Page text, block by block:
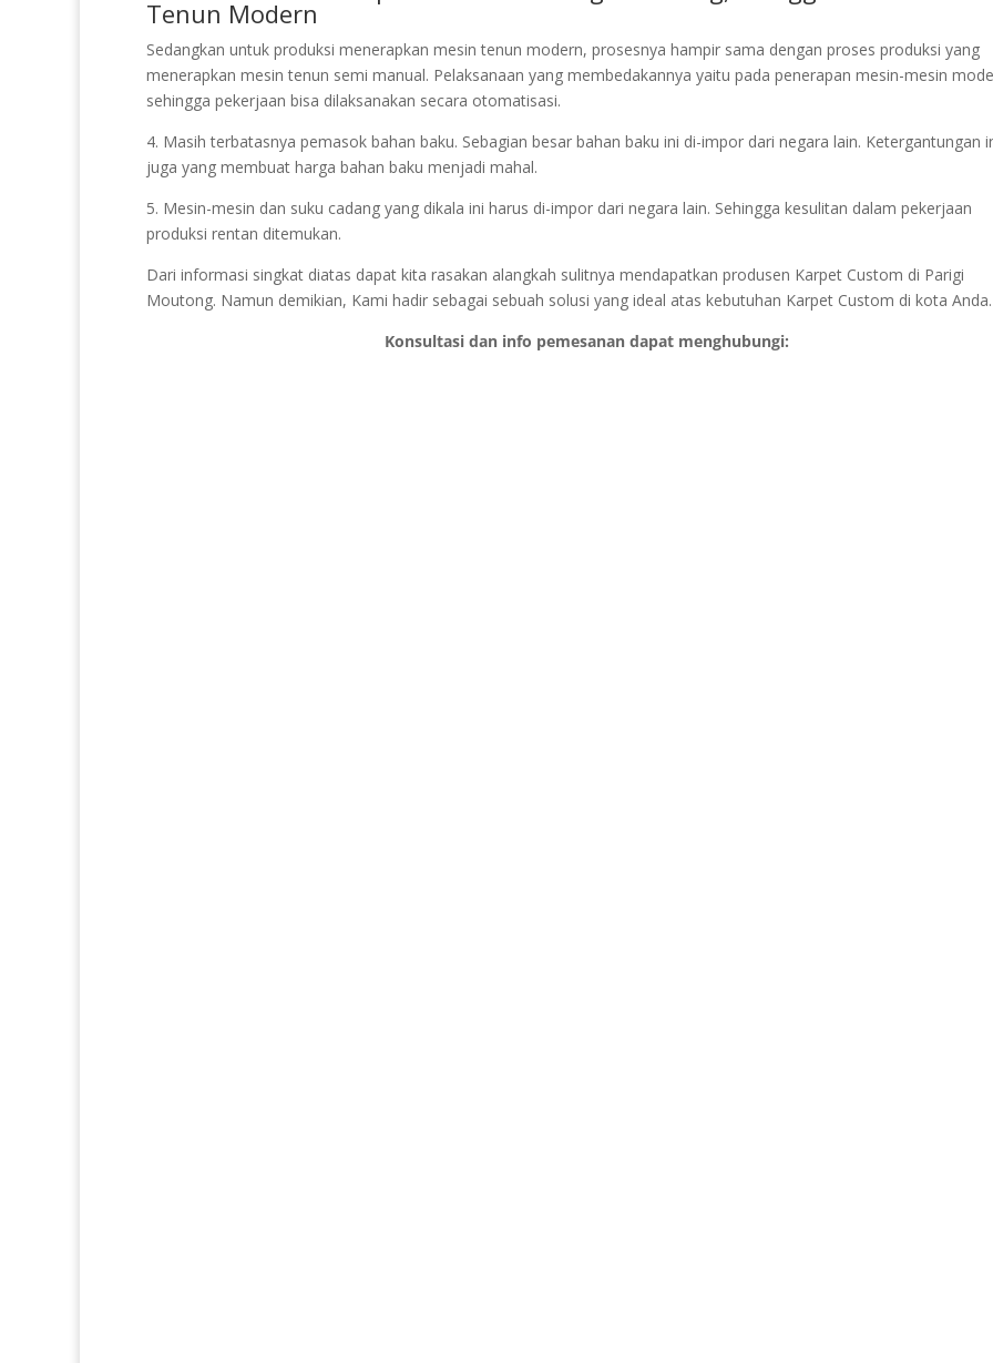
Tenun Modern
Sedangkan untuk produksi menerapkan mesin tenun modern, prosesnya hampir sama dengan proses produksi yang
menerapkan mesin tenun semi manual. Pelaksanaan yang membedakannya yaitu pada penerapan mesin-mesin
sehingga pekerjaan bisa dilaksanakan secara otomatisasi.
4. Masih terbatasnya pemasok bahan baku. Sebagian besar bahan baku ini di-impor dari negara lain. Ketergantungan
juga yang membuat harga bahan baku menjadi mahal.
5. Mesin-mesin dan suku cadang yang dikala ini harus di-impor dari negara lain. Sehingga kesulitan dalam pekerjaan
produksi rentan ditemukan.
Dari informasi singkat diatas dapat kita rasakan alangkah sulitnya mendapatkan produsen Karpet Custom di Parigi
Moutong. Namun demikian, Kami hadir sebagai sebuah solusi yang ideal atas kebutuhan Karpet Custom di kota Anda.
Konsultasi dan info pemesanan dapat menghubungi: